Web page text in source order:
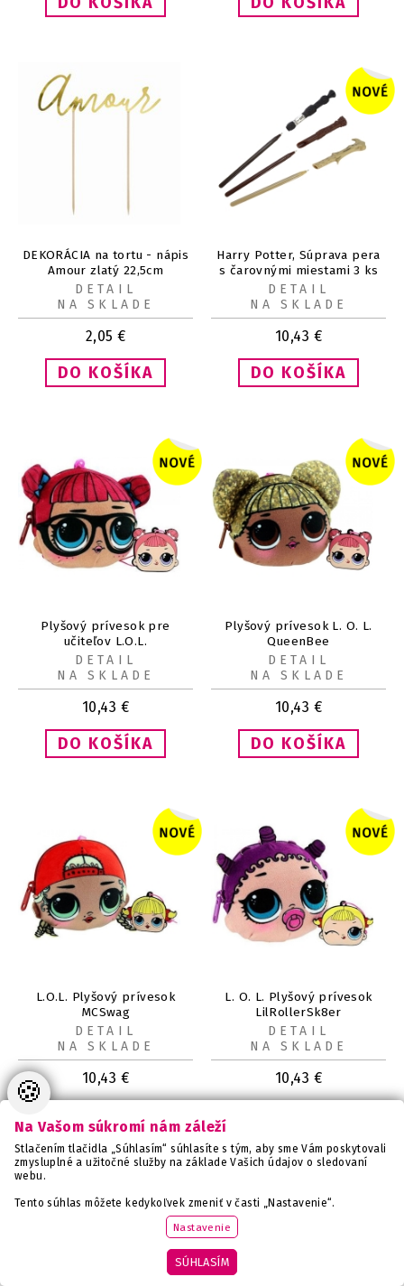
DEKORÁCIA na tortu - nápis
Amour zlatý 22,5cm
2,05 €
DETAIL
NA SKLADE
Harry Potter, Súprava pera
s čarovnými miestami 3 ks
10,43 €
DETAIL
NA SKLADE
Plyšový prívesok pre
učiteľov L.O.L.
10,43 €
DETAIL
NA SKLADE
Plyšový prívesok L. O. L.
QueenBee
10,43 €
DETAIL
NA SKLADE
L.O.L. Plyšový prívesok
MCSwag
10,43 €
DETAIL
NA SKLADE
L. O. L. Plyšový prívesok
LilRollerSk8er
10,43 €
DETAIL
NA SKLADE
🍪
Na Vašom súkromí nám záleží
Stlačením tlačidla „Súhlasím“ súhlasíte s tým, aby sme Vám poskytovali
zmysluplné a užitočné služby na základe Vašich údajov o sledovaní
webu.
Tento súhlas môžete kedykoľvek zmeniť v časti „Nastavenie“.
Nastavenie
SÚHLASÍM